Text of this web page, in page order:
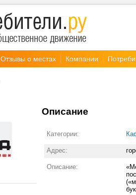
Отзывы о местах Компании
Описание
Категории:
Адрес:
Описание: